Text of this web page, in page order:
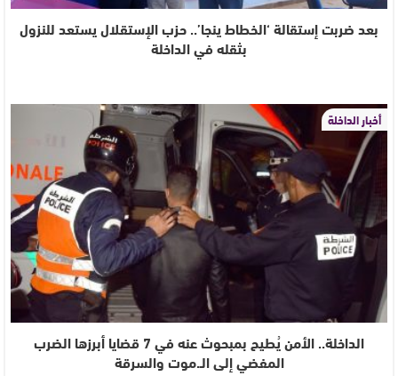
بعد ضربت إستقالة ‘الخطاط ينجا’.. حزب الإستقلال يستعد للنزول
بثقله في الداخلة
أخبار الداخلة
الداخلة.. الأمن يُطيح بمبحوث عنه في 7 قضايا أبرزها الضرب
المفضي إلى الـ.موت والسرقة